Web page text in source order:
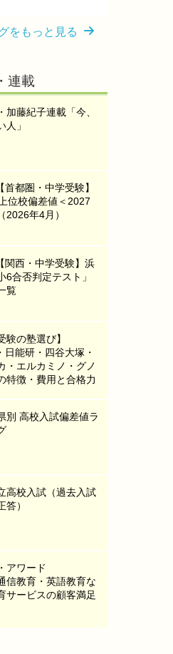
をもっと見る
連載
加藤紀子連載「今、
人」
首都圏・中学受験】
位校偏差値＜2027
2026年4月）
関西・中学受験】浜
6合否判定テスト」
覧
験の塾選び】
日能研・四谷大塚・
・エルカミノ・グノ
特徴・費用と合格力
別 高校入試偏差値ラ
高校入試（過去入試
答）
アワード
信教育・英語教育な
サービスの顧客満足